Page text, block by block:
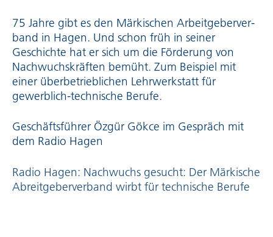
75 Jahre gibt es den Märkischen Arbeit­ge­ber­ver­
band in Hagen. Und schon früh in seiner
Geschichte hat er sich um die Förderung von
Nach­wuchs­kräften bemüht. Zum Beispiel mit
einer über­be­trieb­li­chen Lehrwerkstatt für
gewerblich-technische Berufe.
Geschäfts­führer Özgür Gökce im Gespräch mit
dem Radio Hagen
Radio Hagen: Nachwuchs gesucht: Der Märkische
Abreit­ge­ber­ver­band wirbt für technische Berufe